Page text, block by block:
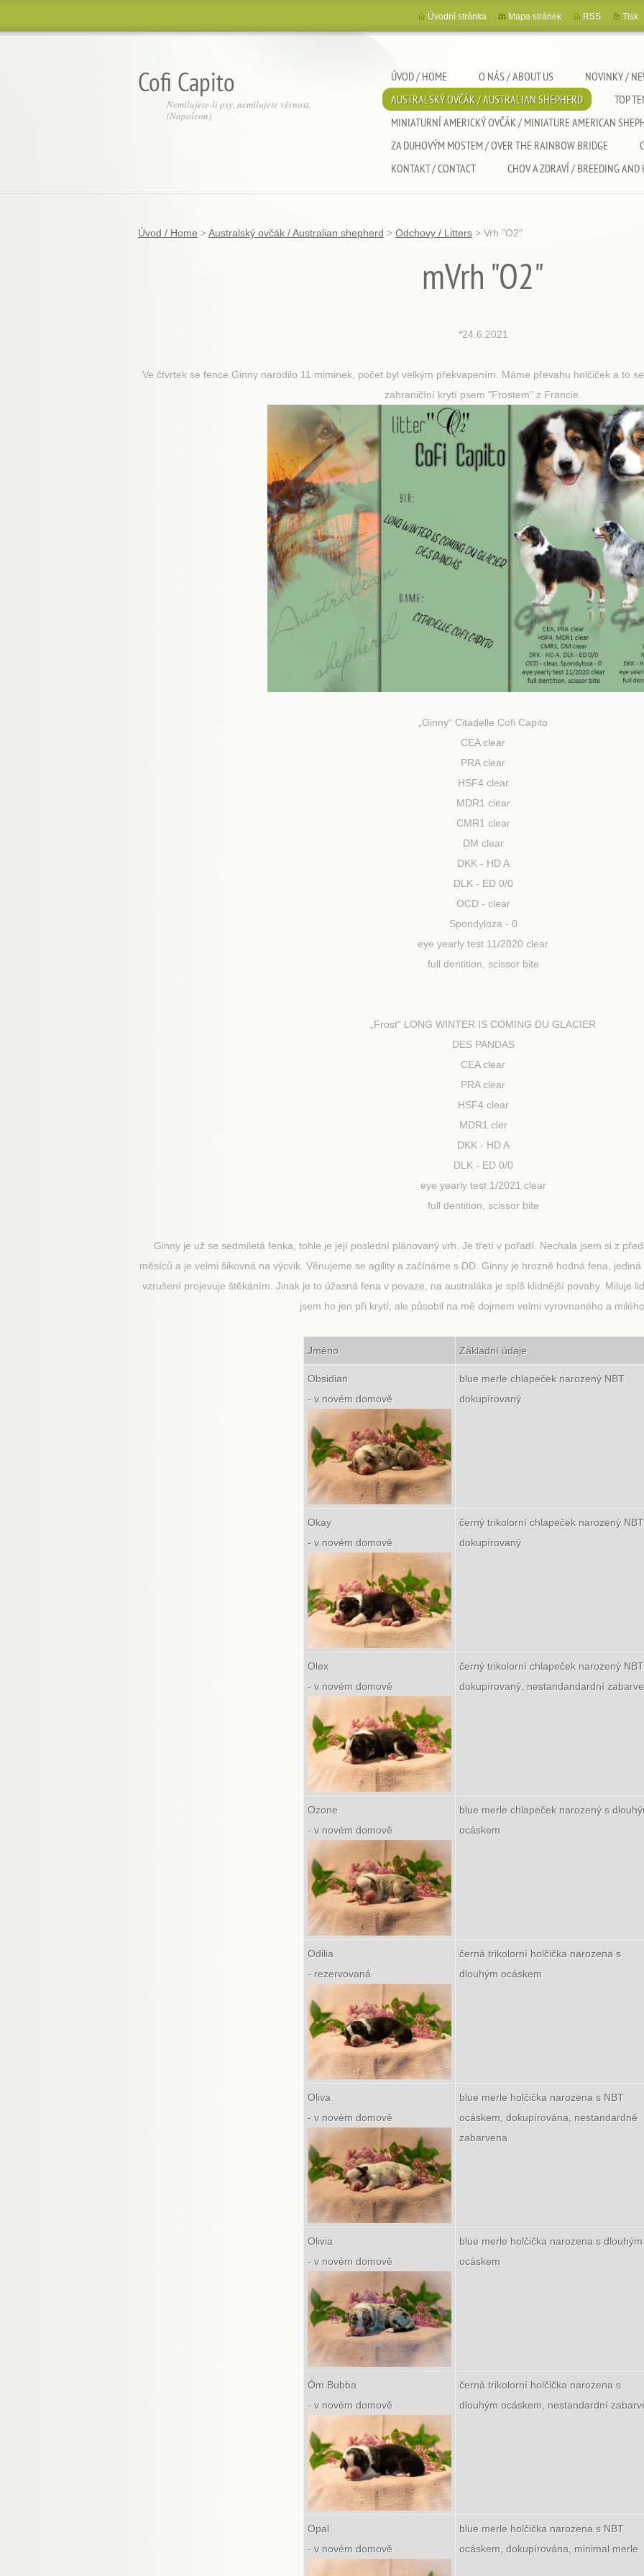
Cofi Capito
Nemilujete-li psy, nemilujete věrnost.
(Napoleon)
ÚVOD / HOME O NÁS / ABOUT US
NOVINKY /
AUSTRALSKÝ OVČÁK / AUSTRALIAN SHEPHERD
TOP
MINIATURNÍ AMERICKÝ OVČÁK / MINIATURE AMERICAN
ZA DUHOVÝM MOSTEM / OVER THE RAINBOW BRIDGE
KONTAKT / CONTACT
CHOV A ZDRAVÍ / BREEDING AND
Úvodní stránka Mapa stránek RSS Tisk
Úvod / Home >Australský ovčák / Australian shepherd > Odchovy / Litters > Vrh "O2"
mVrh "O2"
*24.6.2021
Ve čtvrtek se fence Ginny narodilo 11 miminek, počet byl velkým překvapením. Máme převahu holčiček a to
zahraničíní krytí psem "Frostem" z Francie.
„Ginny“ Citadelle Cofi Capito
CEA clear
PRA clear
HSF4 clear
MDR1 clear
CMR1 clear
DM clear
DKK - HD A
DLK - ED 0/0
OCD - clear
Spondyloza - 0
eye yearly test 11/2020 clear
full dentition, scissor bite
„Frost“ LONG WINTER IS COMING DU GLACIER
DES PANDAS
CEA clear
PRA clear
HSF4 clear
MDR1 cler
DKK - HD A
DLK - ED 0/0
eye yearly test 1/2021 clear
full dentition, scissor bite
Ginny je už se sedmiletá fenka, tohle je její poslední plánovaný vrh. Je třetí v pořadí. Nechala jsem si z
měsíců a je velmi šikovná na výcvik. Věnujeme se agility a začínáme s DD. Ginny je hrozně hodná fena,
vzrušení projevuje štěkáním. Jinak je to úžasná fena v povaze, na australáka je spíš klidnější povahy. Miluje
jsem ho jen při krytí, ale působil na mě dojmem velmi vyrovnaného a
Jméno Základní údaje
Obsidian
- v novém domově
blue merle chlapeček narozený NBT
dokupírovaný
Okay
- v novém domově
černý trikolorní chlapeček narozený NBT
dokupírovaný
Olex
- v novém domově
černý trikolorní chlapeček narozený NBT
dokupírovaný, nestandandardní
Ozone
- v novém domově
blue merle chlapeček narozený s
ocáskem
Odilia
- rezervovaná
černá trikolorní holčička narozena s
dlouhým ocáskem
Oliva
- v novém domově
blue merle holčička narozena s NBT
ocáskem, dokupírována, nestandardně
zabarvena
Olivia
- v novém domově
blue merle holčička narozena s dlouhým
ocáskem
Óm Bubba
- v novém domově
černá trikolorní holčička narozena s
dlouhým ocáskem, nestandardní
Opal
- v novém domově
blue merle holčička narozena s NBT
ocáskem, dokupírována, minimal merle